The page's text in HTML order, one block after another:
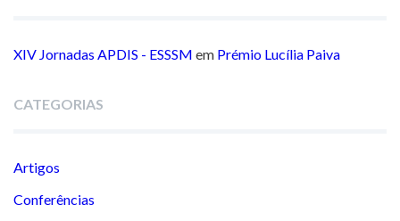
XIV Jornadas APDIS - ESSSM em Prémio Lucília Paiva
CATEGORIAS
Artigos
Conferências